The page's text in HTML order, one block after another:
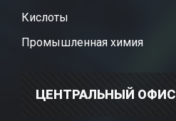
Кислоты
Промышленная химия
ЦЕНТРАЛЬНЫЙ ОФИС